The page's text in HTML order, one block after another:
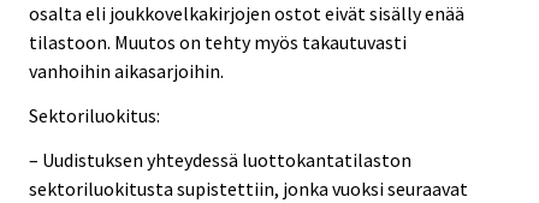
osalta eli joukkovelkakirjojen ostot eivät sisälly enää
tilastoon. Muutos on tehty myös takautuvasti
vanhoihin aikasarjoihin.
Sektoriluokitus:
– Uudistuksen yhteydessä luottokantatilaston
sektoriluokitusta supistettiin, jonka vuoksi seuraavat